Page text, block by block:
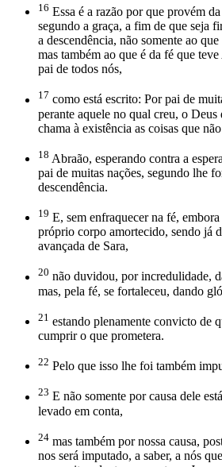
16 Essa é a razão por que provém
segundo a graça, a fim de que seja
a descendência, não somente ao
mas também ao que é da fé que
pai de todos nós,
17 como está escrito: Por pai de
perante aquele no qual creu, o
chama à existência as coisas que
18 Abraão, esperando contra a
pai de muitas nações, segundo lhe
descendência.
19 E, sem enfraquecer na fé,
próprio corpo amortecido, sendo já
avançada de Sara,
20 não duvidou, por incredulidade,
mas, pela fé, se fortaleceu, dando
21 estando plenamente convicto de
cumprir o que prometera.
22 Pelo que isso lhe foi também
23 E não somente por causa dele
levado em conta,
24 mas também por nossa causa,
nos será imputado, a saber, a nós